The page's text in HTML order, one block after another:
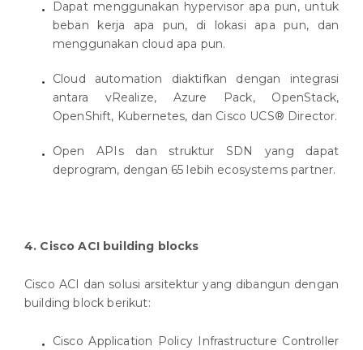
Dapat menggunakan hypervisor apa pun, untuk
beban kerja apa pun, di lokasi apa pun, dan
menggunakan cloud apa pun.
Cloud automation diaktifkan dengan integrasi
antara vRealize, Azure Pack, OpenStack,
OpenShift, Kubernetes, dan Cisco UCS® Director.
Open APIs dan struktur SDN yang dapat
deprogram, dengan 65 lebih ecosystems partner.
4. Cisco ACI building blocks
Cisco ACI dan solusi arsitektur yang dibangun dengan
building block berikut:
Cisco Application Policy Infrastructure Controller